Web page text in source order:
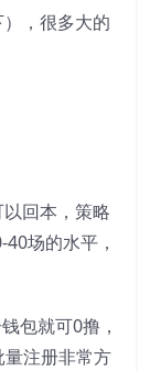
，很多大的
回本，策略
场的水平，
包就可0撸，
注册非常方